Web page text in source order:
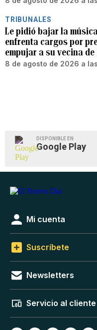
TRIBUNALES
Le pidió bajar la
enfrenta cargos por
empujar a su vecina
8 de agosto de 2026 a
DISPONIBLE EN
Google Play
Mi cuenta
Suscríbete
Newsletters
Servicio al cliente